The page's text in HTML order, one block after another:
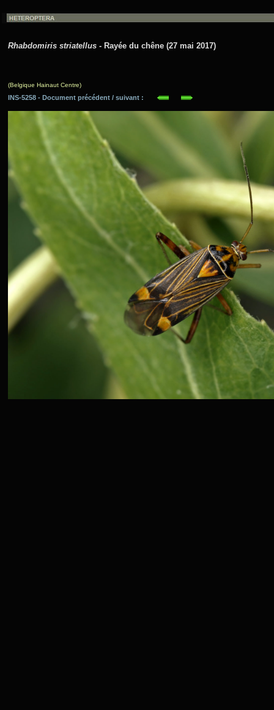
Rhabdomiris striatellus - Rayée du chêne (27 mai 2017)
(Belgique Hainaut Centre)
INS-5258 - Document précédent / suivant :